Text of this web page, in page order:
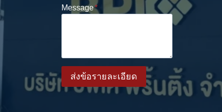
Message*
ส่งข้อรายละเอียด